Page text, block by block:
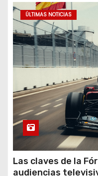
ÚLTIMAS NOTICIAS
Las claves de la
audiencias